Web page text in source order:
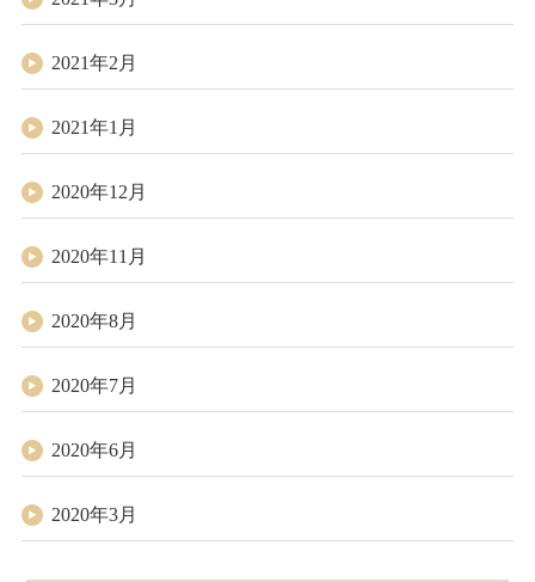
2021年2月
2021年1月
2020年12月
2020年11月
2020年8月
2020年7月
2020年6月
2020年3月